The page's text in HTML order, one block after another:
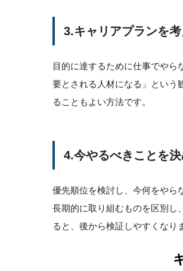
3.キャリアプランを
目的に達するために仕事でや
要とされる人材になる」という
ることもよい方法です。
4.今やるべきことを
優先順位を検討し、今何をやら
長期的に取り組むものを区別し
ると、後から検証しやすくなり